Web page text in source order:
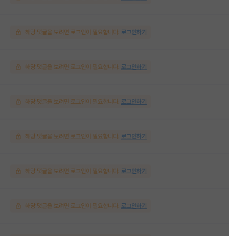
해당 댓글을 보려면 로그인이 필요합니다. 로그인하기
해당 댓글을 보려면 로그인이 필요합니다. 로그인하기
해당 댓글을 보려면 로그인이 필요합니다. 로그인하기
해당 댓글을 보려면 로그인이 필요합니다. 로그인하기
해당 댓글을 보려면 로그인이 필요합니다. 로그인하기
해당 댓글을 보려면 로그인이 필요합니다. 로그인하기